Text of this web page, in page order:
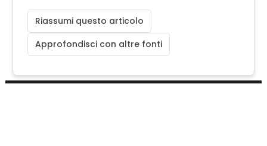
Riassumi questo articolo
Approfondisci con altre fonti